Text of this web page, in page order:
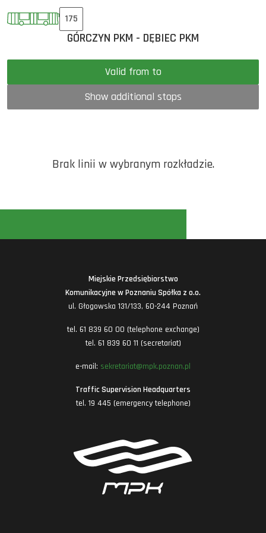
175
GÓRCZYN PKM - DĘBIEC PKM
Valid from to
Show additional stops
Brak linii w wybranym rozkładzie.
Miejskie Przedsiębiorstwo
Komunikacyjne w Poznaniu Spółka z o.o.
ul. Głogowska 131/133, 60-244 Poznań
tel. 61 839 60 00 (telephone exchange)
tel. 61 839 60 11 (secretariat)
e-mail: sekretariat@mpk.poznan.pl
Traffic Supervision Headquarters
tel. 19 445 (emergency telephone)